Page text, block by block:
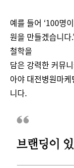
예를 들어 ‘100명
원을 만들겠습니다
철학을
담은 강력한 커뮤
아야 대전병원마
니다​.